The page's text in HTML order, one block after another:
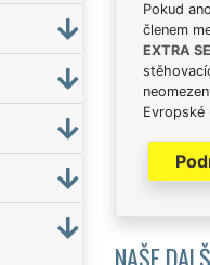
Pokud
členem
EXTRA
Evropské
NAŠE